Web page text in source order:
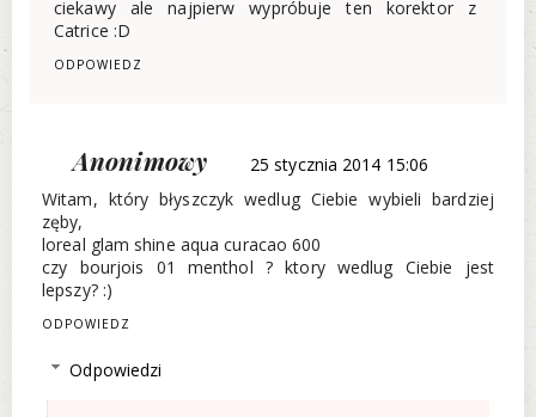
ciekawy ale najpierw wypróbuje ten korektor z
Catrice :D
ODPOWIEDZ
Anonimowy
25 stycznia 2014 15:06
Witam, który błyszczyk wedlug Ciebie wybieli bardziej
zęby,
loreal glam shine aqua curacao 600
czy bourjois 01 menthol ? ktory wedlug Ciebie jest
lepszy? :)
ODPOWIEDZ
Odpowiedzi